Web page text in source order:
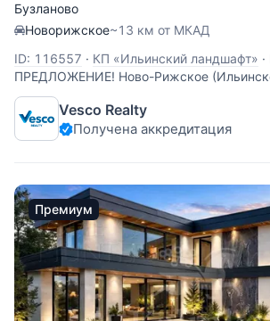
Бузланово
Новорижское~13 км от МКАД
ID: 116557 · КП «Ильинский ландшафт» ·
ПРЕДЛОЖЕНИЕ! Ново-Рижское
Охраняемый поселок на 12 домов,
архитектурном стиле с прозрачными
Внутрипоселковые дороги выложены
Vesco Realty
Получена аккредитация
Премиум